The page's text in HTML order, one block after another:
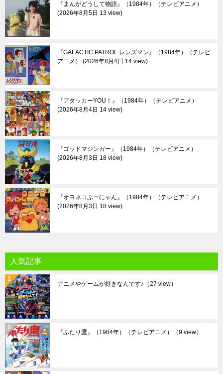
『まんがどうして物語』（1984年）（テレビアニメ）
2026年8月5日 13 view
『GALACTIC PATROL レンズマン』（1984年）（テレビ
アニメ）
2026年8月4日 14 view
『アタッカーYOU！』（1984年）（テレビアニメ）
2026年8月4日 14 view
『ゴッドマジンガー』（1984年）（テレビアニメ）
2026年8月3日 18 view
『オヨネコぶーにゃん』（1984年）（テレビアニメ）
2026年8月3日 18 view
人気記事
アニメやゲームが好きなんです♪ （27 view）
『ふたり鷹』（1984年）（テレビアニメ） （9 view）